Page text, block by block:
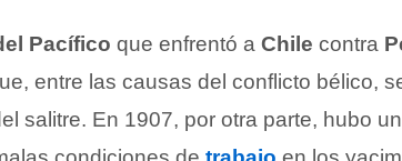
Pacífico que enfrentó a Chile contra
entre las causas del conflicto bélico,
salitre. En 1907, por otra parte, hubo